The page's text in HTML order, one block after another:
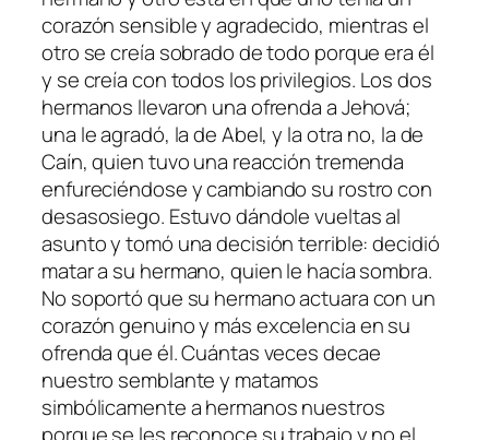
corazón sensible y agradecido, mientras el
otro se creía sobrado de todo porque era él
y se creía con todos los privilegios. Los dos
hermanos llevaron una ofrenda a Jehová;
una le agradó, la de Abel, y la otra no, la de
Caín, quien tuvo una reacción tremenda
enfureciéndose y cambiando su rostro con
desasosiego. Estuvo dándole vueltas al
asunto y tomó una decisión terrible: decidió
matar a su hermano, quien le hacía sombra.
No soportó que su hermano actuara con un
corazón genuino y más excelencia en su
ofrenda que él. Cuántas veces decae
nuestro semblante y matamos
simbólicamente a hermanos nuestros